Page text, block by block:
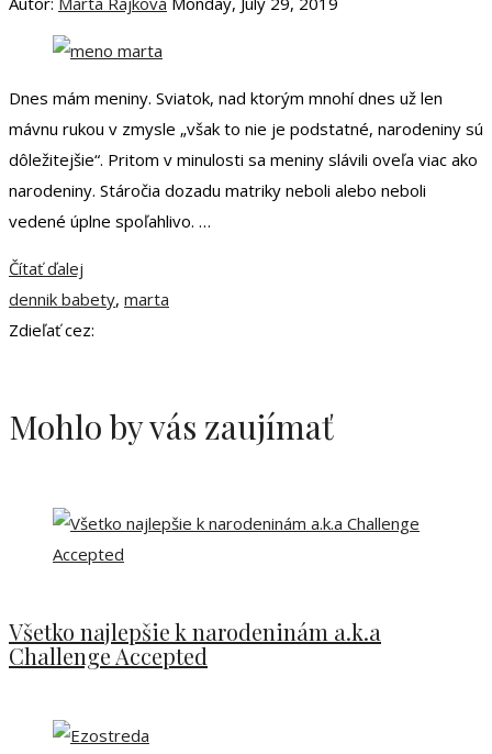
Dnes mám meniny. Sviatok, nad ktorým mnohí dnes už len
mávnu rukou v zmysle „však to nie je podstatné, narodeniny sú
dôležitejšie“. Pritom v minulosti sa meniny slávili oveľa viac ako
narodeniny. Stáročia dozadu matriky neboli alebo neboli
vedené úplne spoľahlivo. …
Čítať ďalej
dennik babety, marta
Zdieľať cez:
Mohlo by vás zaujímať
Všetko najlepšie k narodeninám a.k.a
Challenge Accepted